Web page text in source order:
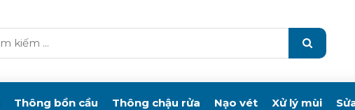
Thông bồn cầu Thông chậu rửa Nạo vét Xử lý mùi